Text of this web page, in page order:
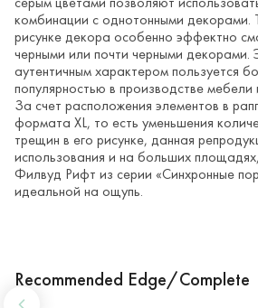
комбинации с однотонными декорами.
рисунке декора особенно эффектно
черными или почти черными декорами.
аутентичным характером пользуется
популярностью в производстве мебели
За счет расположения элементов в
формата XL, то есть уменьшения
трещин в его рисунке, данная
использования и на больших
Филвуд Рифт из серии «Синхронные
идеальной на ощупь.
Recommended Edge/Complete